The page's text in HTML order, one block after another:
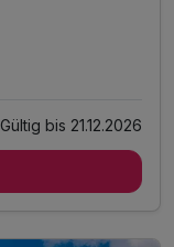
Gültig bis 21.12.2026